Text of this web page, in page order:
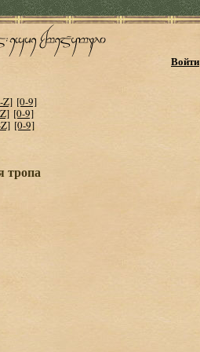
Войти
Z] [0-9]
[0-9]
[0-9]
тропа